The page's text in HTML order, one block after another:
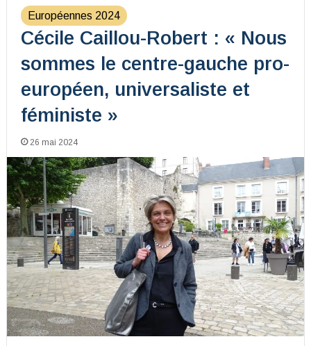
Européennes 2024
Cécile Caillou-Robert : « Nous
sommes le centre-gauche pro-
européen, universaliste et
féministe »
26 mai 2024